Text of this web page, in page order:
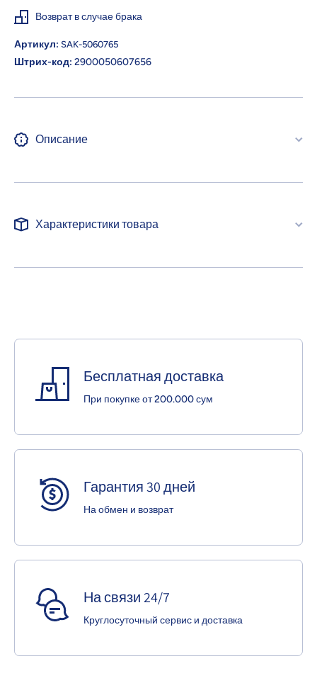
Возврат в случае брака
Артикул: SAK-5060765
Штрих-код: 2900050607656
Описание
Характеристики товара
Бесплатная доставка
При покупке от 200.000 сум
Гарантия 30 дней
На обмен и возврат
На связи 24/7
Круглосуточный сервис и доставка